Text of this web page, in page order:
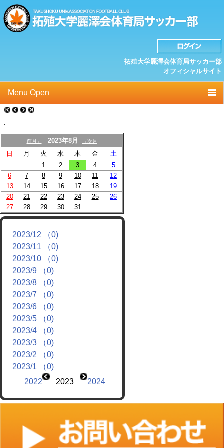
拓殖大学麗澤会体育局サッカー部
オフィシャルサイト
Menu Open
TOP
ニュース
クラブプロフィール
選手/スタッフ一覧
スケジュール
OB紹介/OB会
リンク
前月← 2023年8月 →次月
日 月 火 水 木 金
土
1
2 3 4
5
6
7 8 9 10 11
12
13
14 15 16 17 18
19
20
21 22 23 24 25
26
27
28 29 30 31
2023/12 （0)
2023/11 （0)
2023/10 （0)
2023/9 （0)
2023/8 （0)
2023/7 （0)
2023/6 （0)
2023/5 （0)
2023/4 （0)
2023/3 （0)
2023/2 （0)
2023/1 （0)
2022
2023 2024